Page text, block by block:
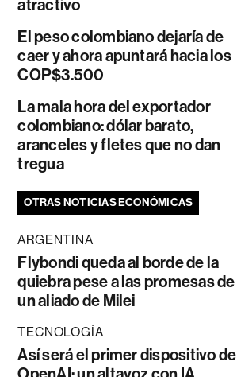
atractivo
El peso colombiano dejaría de
caer y ahora apuntará hacia los
COP$3.500
La mala hora del exportador
colombiano: dólar barato,
aranceles y fletes que no dan
tregua
OTRAS NOTICIAS ECONÓMICAS
ARGENTINA
Flybondi queda al borde de la
quiebra pese a las promesas de
un aliado de Milei
TECNOLOGÍA
Así será el primer dispositivo de